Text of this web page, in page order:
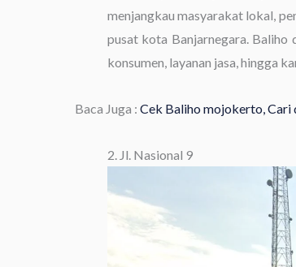
menjangkau masyarakat lokal,
pusat kota Banjarnegara.
konsumen, layanan jasa, hingga
Baca Juga : Cek Baliho mojokerto, Cari
2. Jl. Nasional 9